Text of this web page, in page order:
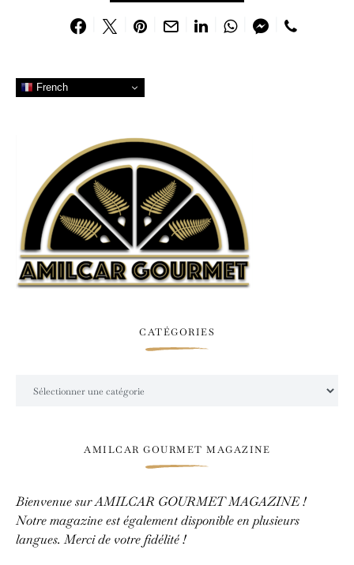
French
CATÉGORIES
AMILCAR GOURMET MAGAZINE
Bienvenue sur AMILCAR GOURMET MAGAZINE !
Notre magazine est également disponible en plusieurs
langues. Merci de votre fidélité !